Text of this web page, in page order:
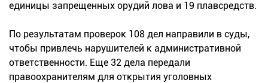
единицы запрещенных орудий лова и 19 плавсредств.
По результатам проверок 108 дел направили в суды,
чтобы привлечь нарушителей к административной
ответственности. Еще 32 дела передали
правоохранителям для открытия уголовных